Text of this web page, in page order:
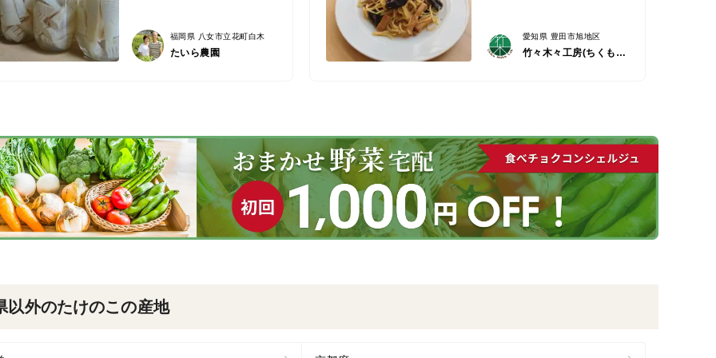
福岡県 八女市立花町白木
たいら農園
愛知県 豊田市旭地区
竹々木々工房(ちくもくこうぼう）
以外のたけのこの産地